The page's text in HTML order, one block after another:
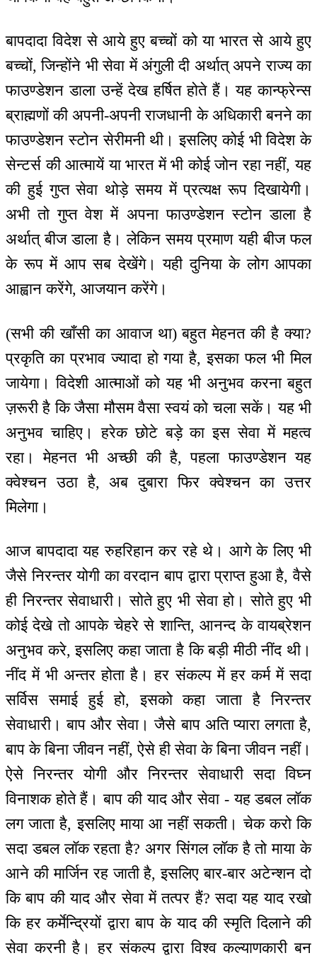
बापदादा विदेश से आये हुए बच्चों को या भारत से आये हुए
बच्चों, जिन्होंने भी सेवा में अंगुली दी अर्थात् अपने राज्य का
फाउण्डेशन डाला उन्हें देख हर्षित होते हैं। यह कान्फ्रेन्स
ब्राह्मणों की अपनी-अपनी राजधानी के अधिकारी बनने का
फाउण्डेशन स्टोन सेरीमनी थी। इसलिए कोई भी विदेश के
सेन्टर्स की आत्मायें या भारत में भी कोई जोन रहा नहीं, यह
की हुई गुप्त सेवा थोड़े समय में प्रत्यक्ष रूप दिखायेगी।
अभी तो गुप्त वेश में अपना फाउण्डेशन स्टोन डाला है
अर्थात् बीज डाला है। लेकिन समय प्रमाण यही बीज फल
के रूप में आप सब देखेंगे। यही दुनिया के लोग आपका
आह्वान करेंगे, आजयान करेंगे।
(सभी की खाँसी का आवाज था) बहुत मेहनत की है क्या?
प्रकृति का प्रभाव ज्यादा हो गया है, इसका फल भी मिल
जायेगा। विदेशी आत्माओं को यह भी अनुभव करना बहुत
ज़रूरी है कि जैसा मौसम वैसा स्वयं को चला सकें। यह भी
अनुभव चाहिए। हरेक छोटे बड़े का इस सेवा में महत्व
रहा। मेहनत भी अच्छी की है, पहला फाउण्डेशन यह
क्वेश्चन उठा है, अब दुबारा फिर क्वेश्चन का उत्तर
मिलेगा।
आज बापदादा यह रुहरिहान कर रहे थे। आगे के लिए भी
जैसे निरन्तर योगी का वरदान बाप द्वारा प्राप्त हुआ है, वैसे
ही निरन्तर सेवाधारी। सोते हुए भी सेवा हो। सोते हुए भी
कोई देखे तो आपके चेहरे से शान्ति, आनन्द के वायब्रेशन
अनुभव करे, इसलिए कहा जाता है कि बड़ी मीठी नींद थी।
नींद में भी अन्तर होता है। हर संकल्प में हर कर्म में सदा
सर्विस समाई हुई हो, इसको कहा जाता है निरन्तर
सेवाधारी। बाप और सेवा। जैसे बाप अति प्यारा लगता है,
बाप के बिना जीवन नहीं, ऐसे ही सेवा के बिना जीवन नहीं।
ऐसे निरन्तर योगी और निरन्तर सेवाधारी सदा विघ्न
विनाशक होते हैं। बाप की याद और सेवा - यह डबल लॉक
लग जाता है, इसलिए माया आ नहीं सकती। चेक करो कि
सदा डबल लॉक रहता है? अगर सिंगल लॉक है तो माया के
आने की मार्जिन रह जाती है, इसलिए बार-बार अटेन्शन दो
कि बाप की याद और सेवा में तत्पर हैं? सदा यह याद रखो
कि हर कर्मेन्द्रियों द्वारा बाप के याद की स्मृति दिलाने की
सेवा करनी है। हर संकल्प द्वारा विश्व कल्याणकारी बन